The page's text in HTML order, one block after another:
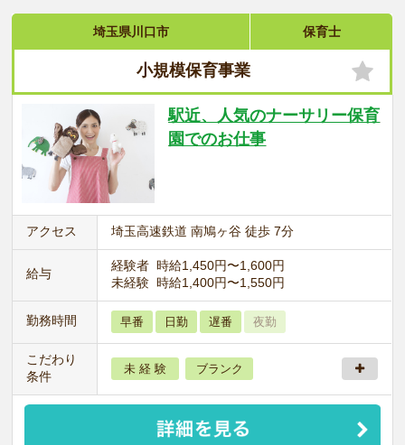
埼玉県川口市 保育士
小規模保育事業
駅近、人気のナーサリー保育
園でのお仕事
アクセス 埼玉高速鉄道 南鳩ヶ谷 徒歩 7分
給与
経験者 時給1,450円〜1,600円
未経験 時給1,400円〜1,550円
勤務時間 早番 日勤 遅番 夜勤
こだわり
条件
未 経 験 ブランク